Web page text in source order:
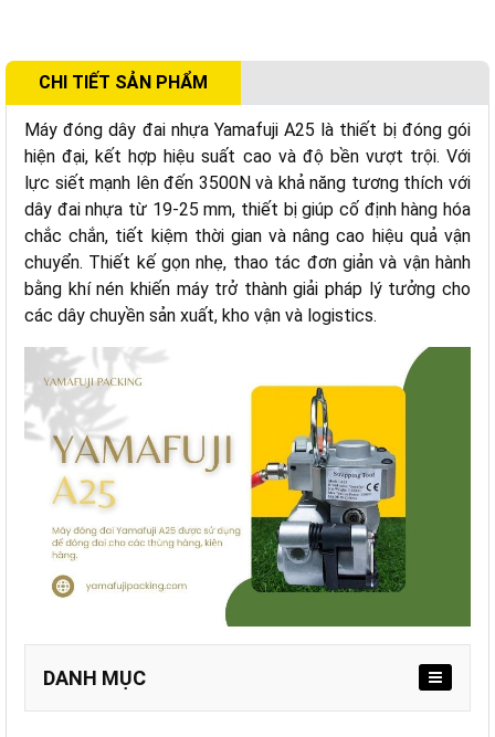
CHI TIẾT SẢN PHẨM
Máy đóng dây đai nhựa Yamafuji A25 là thiết bị đóng gói
hiện đại, kết hợp hiệu suất cao và độ bền vượt trội. Với
lực siết mạnh lên đến 3500N và khả năng tương thích với
dây đai nhựa từ 19-25 mm, thiết bị giúp cố định hàng hóa
chắc chắn, tiết kiệm thời gian và nâng cao hiệu quả vận
chuyển. Thiết kế gọn nhẹ, thao tác đơn giản và vận hành
bằng khí nén khiến máy trở thành giải pháp lý tưởng cho
các dây chuyền sản xuất, kho vận và logistics.
DANH MỤC